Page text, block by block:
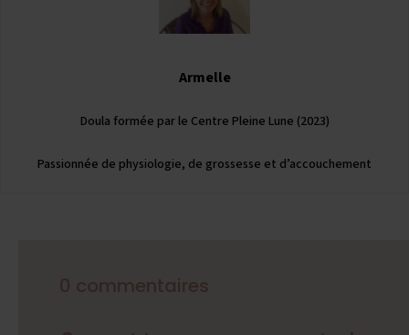
Armelle
Doula formée par le Centre Pleine Lune (2023)
Passionnée de physiologie, de grossesse et d’accouchement